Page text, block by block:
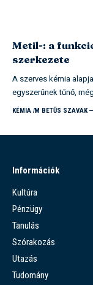
Metil-: a
szerkezete
A szerves kémia
egyszerűnek tűnő,
KÉMIA M BETŰS SZAVAK
Információk
Kultúra
Pénzügy
Tanulás
Szórakozás
Utazás
Tudomány